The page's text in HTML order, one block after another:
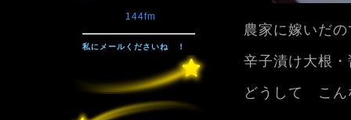
144fm
私にメールくださいね ！
農家に嫁いだ
辛子漬け大根
どうして こん